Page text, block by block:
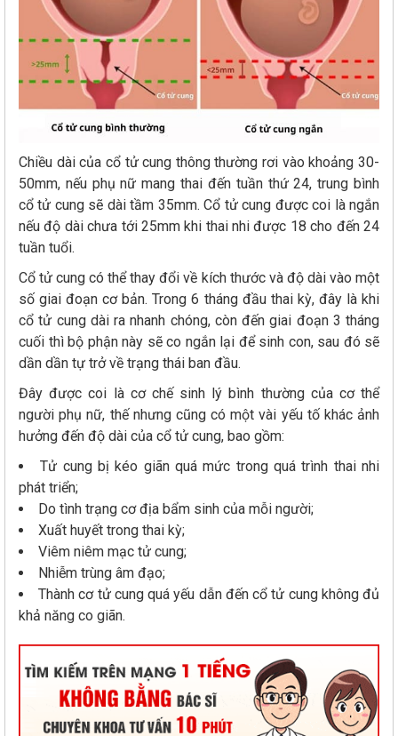
Chiều dài của cổ tử cung thông thường rơi vào khoảng 30-
50mm, nếu phụ nữ mang thai đến tuần thứ 24, trung bình
cổ tử cung sẽ dài tầm 35mm. Cổ tử cung được coi là ngắn
nếu độ dài chưa tới 25mm khi thai nhi được 18 cho đến 24
tuần tuổi.
Cổ tử cung có thể thay đổi về kích thước và độ dài vào một
số giai đoạn cơ bản. Trong 6 tháng đầu thai kỳ, đây là khi
cổ tử cung dài ra nhanh chóng, còn đến giai đoạn 3 tháng
cuối thì bộ phận này sẽ co ngắn lại để sinh con, sau đó sẽ
dần dần tự trở về trạng thái ban đầu.
Đây được coi là cơ chế sinh lý bình thường của cơ thể
người phụ nữ, thế nhưng cũng có một vài yếu tố khác ảnh
hưởng đến độ dài của cổ tử cung, bao gồm:
Tử cung bị kéo giãn quá mức trong quá trình thai nhi
phát triển;
Do tình trạng cơ địa bẩm sinh của mỗi người;
Xuất huyết trong thai kỳ;
Viêm niêm mạc tử cung;
Nhiễm trùng âm đạo;
Thành cơ tử cung quá yếu dẫn đến cổ tử cung không đủ
khả năng co giãn.